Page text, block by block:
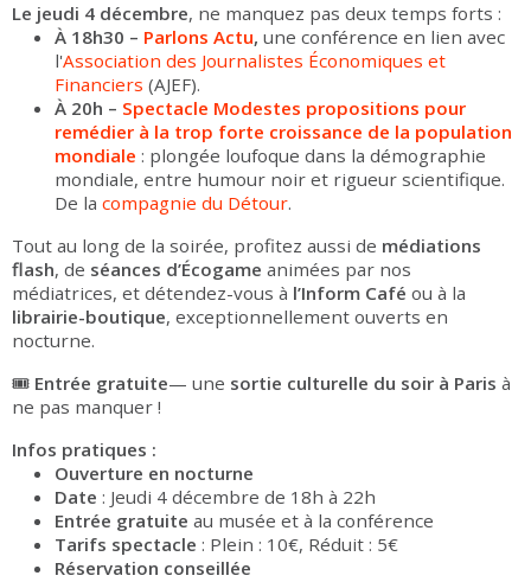
Le jeudi 4 décembre, ne manquez pas deux temps forts :
À 18h30 – Parlons Actu, une conférence en lien avec
l'Association des Journalistes Économiques et
Financiers (AJEF).
À 20h – Spectacle Modestes propositions pour
remédier à la trop forte croissance de la population
mondiale : plongée loufoque dans la démographie
mondiale, entre humour noir et rigueur scientifique.
De la compagnie du Détour.
Tout au long de la soirée, profitez aussi de médiations
flash, de séances d’Écogame animées par nos
médiatrices, et détendez-vous à l’Inform Café ou à la
librairie-boutique, exceptionnellement ouverts en
nocturne.
🎟️ Entrée gratuite— une sortie culturelle du soir à Paris à
ne pas manquer !
Infos pratiques :
Ouverture en nocturne
Date : Jeudi 4 décembre de 18h à 22h
Entrée gratuite au musée et à la conférence
Tarifs spectacle : Plein : 10€, Réduit : 5€
Réservation conseillée